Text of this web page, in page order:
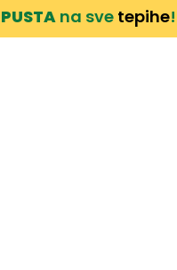
na sve tepihe!